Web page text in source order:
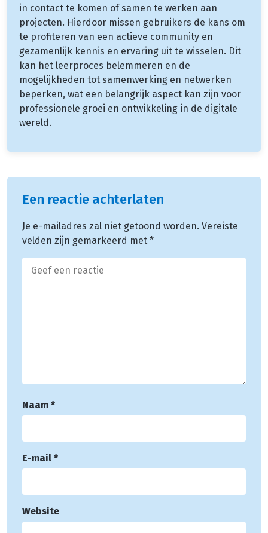
in contact te komen of samen te werken aan
projecten. Hierdoor missen gebruikers de kans om
te profiteren van een actieve community en
gezamenlijk kennis en ervaring uit te wisselen. Dit
kan het leerproces belemmeren en de
mogelijkheden tot samenwerking en netwerken
beperken, wat een belangrijk aspect kan zijn voor
professionele groei en ontwikkeling in de digitale
wereld.
Een reactie achterlaten
Je e-mailadres zal niet getoond worden. Vereiste
velden zijn gemarkeerd met *
Naam *
E-mail *
Website